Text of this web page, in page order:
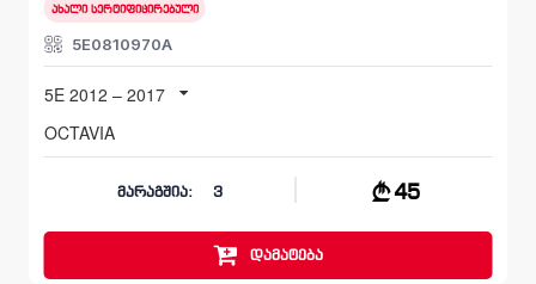
ახალი სერტიფიცირებული
5E0810970A
5E 2012 – 2017
OCTAVIA
მარაგშია: 3 45
დამატება